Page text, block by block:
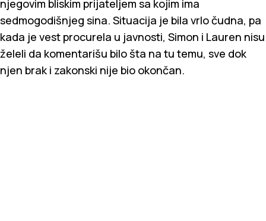
njegovim bliskim prijateljem sa kojim ima
sedmogodišnjeg sina. Situacija je bila vrlo čudna, pa
kada je vest procurela u javnosti, Simon i Lauren nisu
želeli da komentarišu bilo šta na tu temu, sve dok
njen brak i zakonski nije bio okončan.